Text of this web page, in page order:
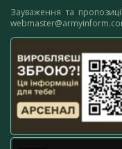
Зауваження та